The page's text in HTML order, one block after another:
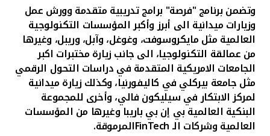
وتضمن برنامج "فرصة" برامج تدريبية متقدمة وورش عمل
وزيارات ميدانية الى أبرز وأكبر المؤسسات التكنولوجية
العالمية مثل مايكروسوفت، وغوغل، وآبل، وريبل، وغيرها
من عمالقة التكنولوجيا، الى جانب زيارة مختبرات اكبر
الجامعات الامريكية المتقدمة في دراسات التحول الرقمي
مثل جامعة بيركلي في كاليفورنيا، وكذلك زيارة ميدانية
لمركز الابتكار في سيليكون فالي، وأخرى للمجموعة
البنكية العالمية بي إن بي باريبا وغيرها من المؤسسات
العالمية وشركات الـ
المرموقة.